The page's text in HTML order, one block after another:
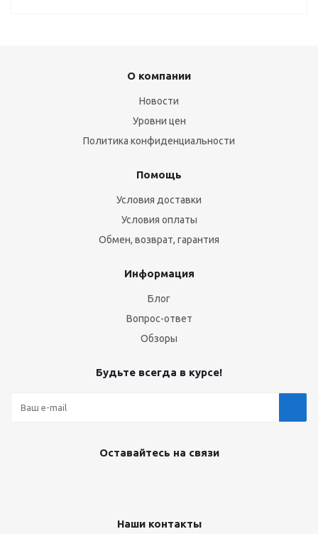
О компании
Новости
Уровни цен
Политика конфиденциальности
Помощь
Условия доставки
Условия оплаты
Обмен, возврат, гарантия
Информация
Блог
Вопрос-ответ
Обзоры
Будьте всегда в курсе!
Оставайтесь на связи
Наши контакты